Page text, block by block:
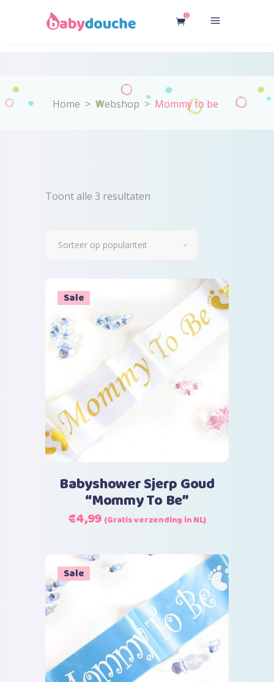
0
Home > Webshop > Mommy to be
Toont alle 3 resultaten
Sorteer op populariteit
Sale
Toevoegen aan winkelwagen
Babyshower Sjerp Goud
“Mommy To Be”
Oorspronkelijke
was:
€7,99.
€4,99Huidige
€4,99.
(Gratis verzending in NL)
Sale
Toevoegen aan winkelwagen